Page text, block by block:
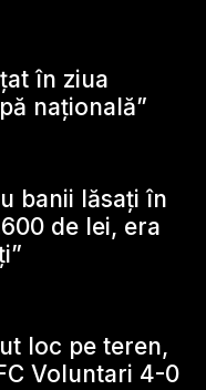
în ziua
națională”
banii lăsați în
de lei, era
loc pe teren,
Voluntari 4-0